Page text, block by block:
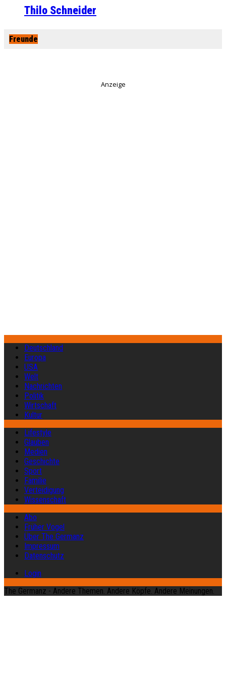
Thilo Schneider
Freunde
Anzeige
Deutschland
Europa
USA
Welt
Nachrichten
Politik
Wirtschaft
Kultur
Lifestyle
Glauben
Medien
Geschichte
Sport
Familie
Verteidigung
Wissenschaft
Abo
Früher Vogel
Über The Germanz
Impressum
Datenschutz
Login
The Germanz - Andere Themen. Andere Köpfe. Andere Meinungen.